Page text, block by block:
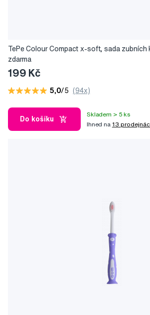
TePe Colour Compact x-soft, sada zubních
zdarma
199 Kč
5,0/5 (94x)
Do košíku
Skladem > 5 ks
Ihned na 13